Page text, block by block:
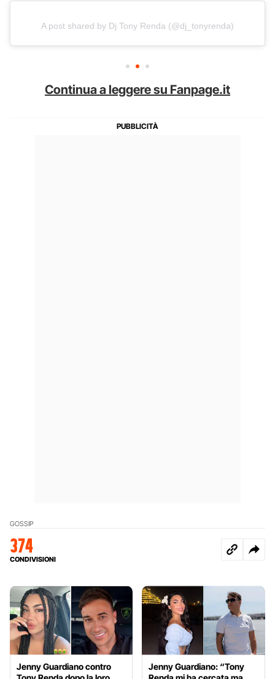
A post shared by Dj Tony Renda (@dj_tonyrenda)
Continua a leggere su Fanpage.it
GOSSIP
374
CONDIVISIONI
Jenny Guardiano contro
Jenny Guardiano: “Tony